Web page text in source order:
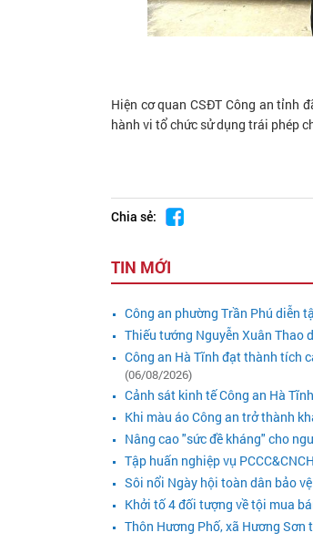
Hiện cơ quan CSĐT Công an tỉnh
hành vi tổ chức sử dụng trái phép
Chia sẻ:
TIN MỚI
Công an phường Trần Phú diễn
Thiếu tướng Nguyễn Xuân Thao
Công an Hà Tĩnh đạt thành tích
(06/08/2026)
Cảnh sát kinh tế Công an Hà
Khi màu áo Công an trở thành
Nâng cao "sức đề kháng" cho
Tập huấn nghiệp vụ
Sôi nổi Ngày hội toàn dân bảo
Khởi tố 4 đối tượng về tội mua
Thôn Hương Phố, xã Hương